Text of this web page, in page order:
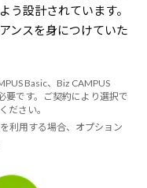
う設計されています。
ンスを身につけていた
Basic、Biz CAMPUS
要です。ご契約により選択で
ださい。
利用する場合、オプション